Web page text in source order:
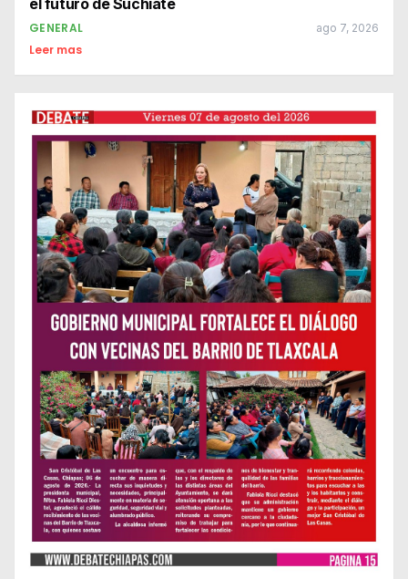
el futuro de Suchiate
GENERAL ago 7, 2026
Leer mas